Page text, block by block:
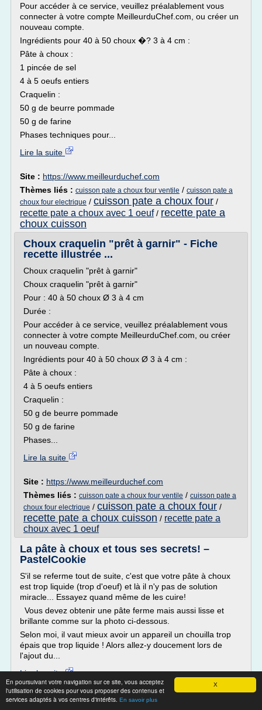
X
En poursuivant votre navigation sur ce site, vous acceptez
l'utilisation de cookies pour vous proposer des contenus et
services adaptés à vos centres d'intérêts. En savoir plus
Pour accéder à ce service, veuillez préalablement vous
connecter à votre compte MeilleurduChef.com, ou créer un
nouveau compte.
Ingrédients pour 40 à 50 choux �? 3 à 4 cm :
Pâte à choux :
1 pincée de sel
4 à 5 oeufs entiers
Craquelin :
50 g de beurre pommade
50 g de farine
Phases techniques pour...
Lire la suite
Site : https://www.meilleurduchef.com
Thèmes liés : cuisson pate a choux four ventile / cuisson pate a
choux four electrique / cuisson pate a choux four /
recette pate a choux avec 1 oeuf/ recette pate a
choux cuisson
Choux craquelin "prêt à garnir" - Fiche
recette illustrée ...
Choux craquelin "prêt à garnir"
Choux craquelin "prêt à garnir"
Pour : 40 à 50 choux Ø 3 à 4 cm
Durée :
Pour accéder à ce service, veuillez préalablement vous
connecter à votre compte MeilleurduChef.com, ou créer
un nouveau compte.
Ingrédients pour 40 à 50 choux Ø 3 à 4 cm :
Pâte à choux :
4 à 5 oeufs entiers
Craquelin :
50 g de beurre pommade
50 g de farine
Phases...
Lire la suite
Site : https://www.meilleurduchef.com
Thèmes liés : cuisson pate a choux four ventile / cuisson pate a
choux four electrique / cuisson pate a choux four /
recette pate a choux cuisson / recette pate a
choux avec 1 oeuf
La pâte à choux et tous ses secrets! –
PastelCookie
S'il se referme tout de suite, c'est que votre pâte à choux
est trop liquide (trop d'oeuf) et là il n'y pas de solution
miracle... Essayez quand même de les cuire!
Vous devez obtenir une pâte ferme mais aussi lisse et
brillante comme sur la photo ci-dessous.
Selon moi, il vaut mieux avoir un appareil un chouilla trop
épais que trop liquide ! Alors allez-y doucement lors de
l'ajout du...
Lire la suite
Site :http://pastelcookie.com